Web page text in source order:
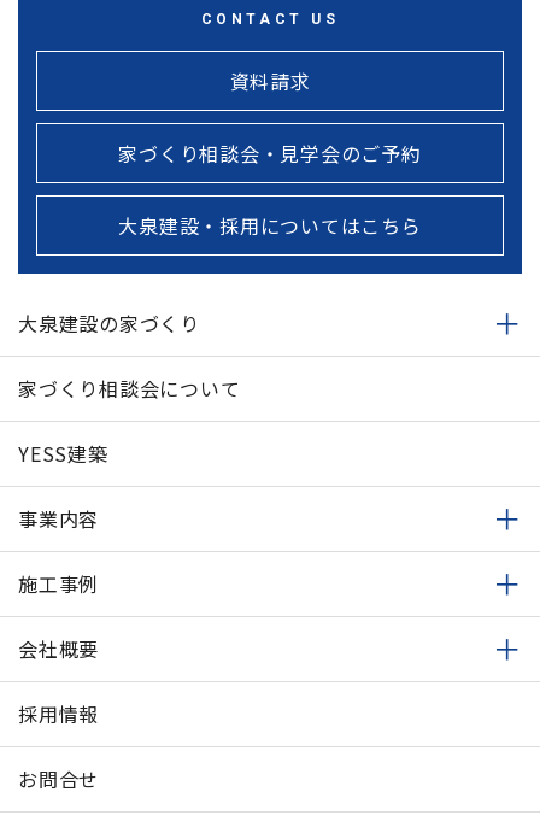
CONTACT US
資料請求
家づくり相談会・見学会のご予約
大泉建設・採用についてはこちら
大泉建設の家づくり
家づくり相談会について
YESS建築
事業内容
施工事例
会社概要
採用情報
お問合せ